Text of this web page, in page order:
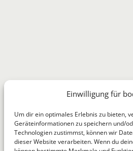
Einwilligung für
Um dir ein optimales Erlebnis zu bieten,
Geräteinformationen zu speichern und/
Technologien zustimmst, können wir
dieser Website verarbeiten. Wenn du